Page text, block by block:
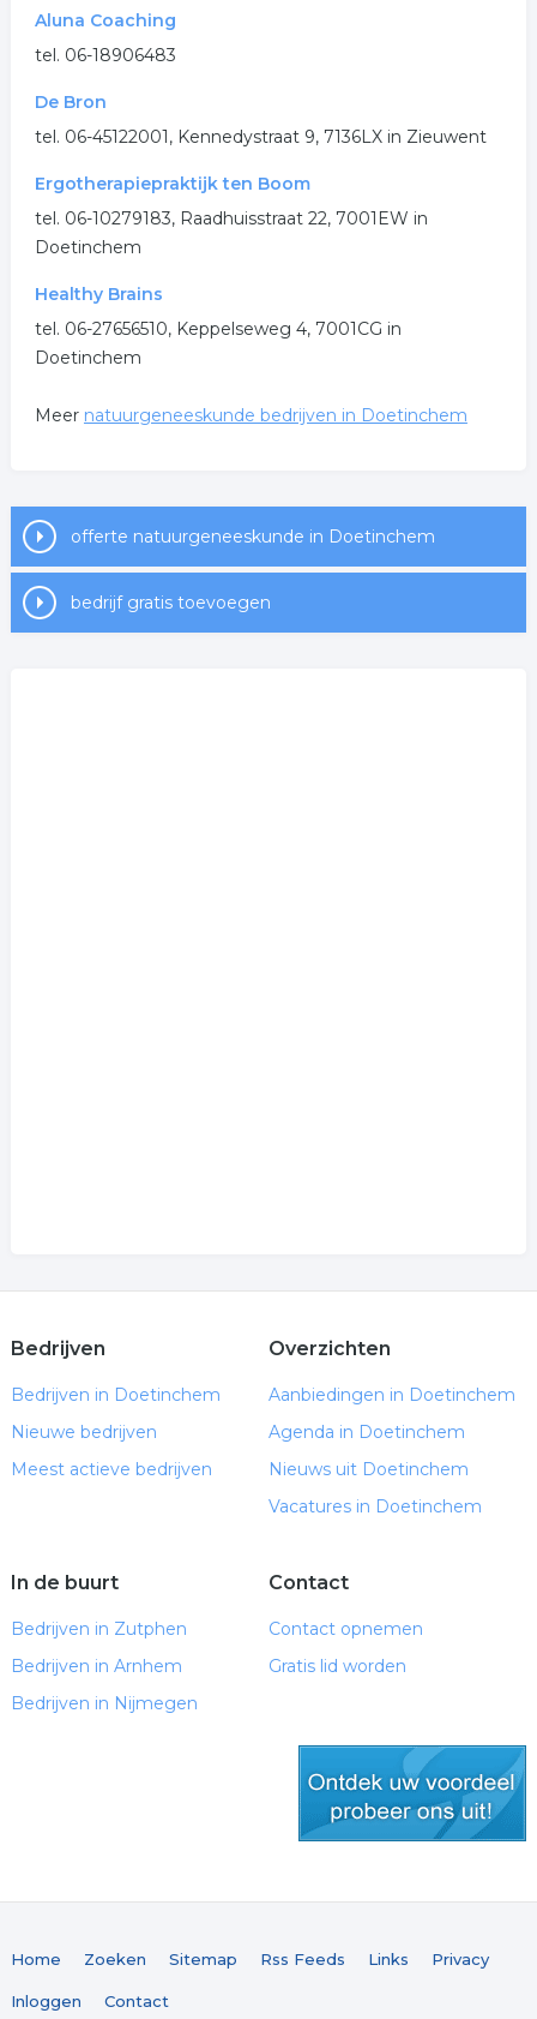
Aluna Coaching
tel. 06-18906483
De Bron
tel. 06-45122001, Kennedystraat 9, 7136LX in Zieuwent
Ergotherapiepraktijk ten Boom
tel. 06-10279183, Raadhuisstraat 22, 7001EW in
Doetinchem
Healthy Brains
tel. 06-27656510, Keppelseweg 4, 7001CG in
Doetinchem
Meer natuurgeneeskunde bedrijven in Doetinchem
offerte natuurgeneeskunde in Doetinchem
bedrijf gratis toevoegen
Bedrijven
Bedrijven in Doetinchem
Nieuwe bedrijven
Meest actieve bedrijven
Overzichten
Aanbiedingen in Doetinchem
Agenda in Doetinchem
Nieuws uit Doetinchem
Vacatures in Doetinchem
In de buurt
Bedrijven in Zutphen
Bedrijven in Arnhem
Bedrijven in Nijmegen
Contact
Contact opnemen
Gratis lid worden
Home Zoeken Sitemap Rss Feeds Links Privacy
Inloggen Contact